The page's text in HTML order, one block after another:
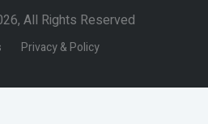
All Rights Reserved
Privacy & Policy